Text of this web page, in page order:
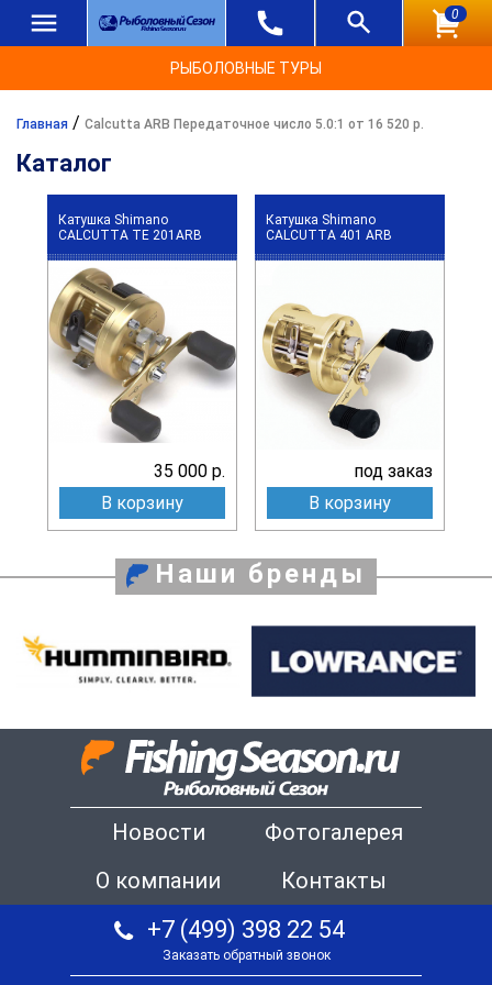
0
РЫБОЛОВНЫЕ ТУРЫ
Главная / Calcutta ARB Передаточное число 5.0:1 от 16 520 р.
Каталог
Катушка Shimano
CALCUTTA TE 201ARB
35 000 р.
В корзину
Катушка Shimano
CALCUTTA 401 ARB
под заказ
В корзину
Наши бренды
Новости
Фотогалерея
О компании
Контакты
+7 (499) 398 22 54
Заказать обратный звонок